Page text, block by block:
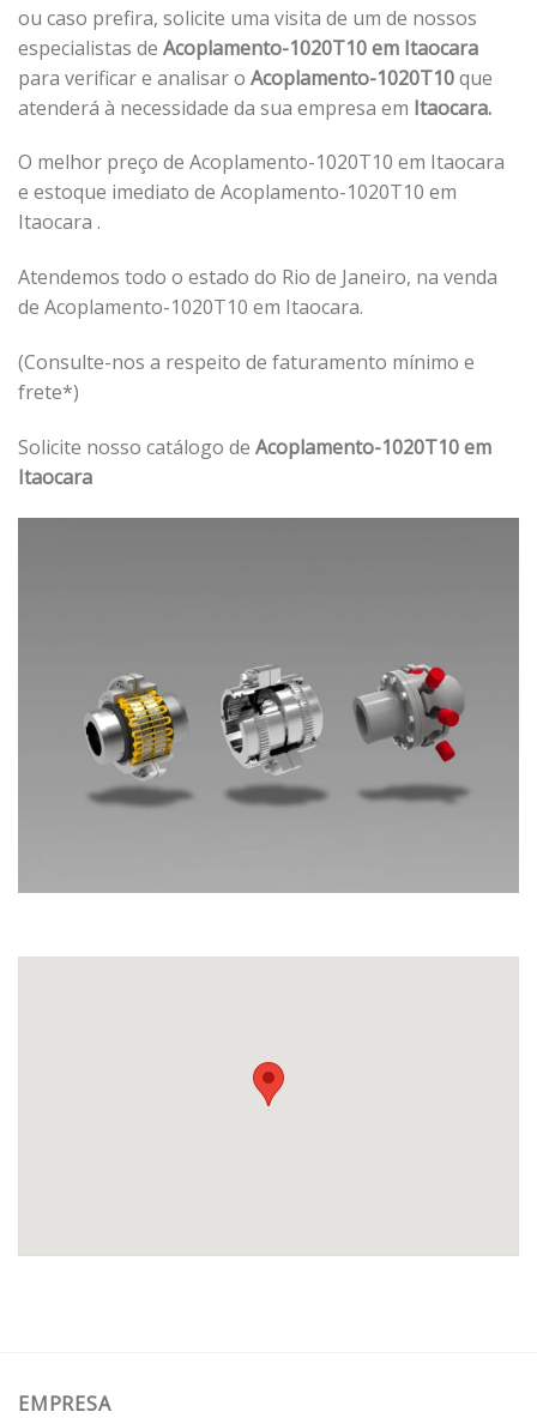
ou caso prefira, solicite uma visita de um de nossos
especialistas de Acoplamento-1020T10 em Itaocara
para verificar e analisar o Acoplamento-1020T10que
atenderá à necessidade da sua empresa em Itaocara.
O melhor preço de Acoplamento-1020T10 em Itaocara
e estoque imediato de Acoplamento-1020T10 em
Itaocara .
Atendemos todo o estado do Rio de Janeiro, na venda
de Acoplamento-1020T10 em Itaocara.
(Consulte-nos a respeito de faturamento mínimo e
frete*)
Solicite nosso catálogo de Acoplamento-1020T10 em
Itaocara
EMPRESA